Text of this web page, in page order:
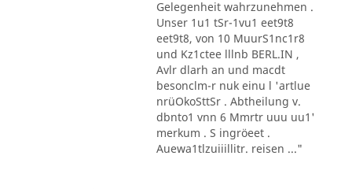
Gelegenheit wahrzunehmen .
Unser 1u1 tSr-1vu1 eet9t8
eet9t8, von 10 MuurS1nc1r8
und Kz1ctee lllnb BERL.IN ,
Avlr dlarh an und macdt
besonclm-r nuk einu l 'artlue
nrüOkoSttSr . Abtheilung v.
dbnto1 vnn 6 Mmrtr uuu uu1'
merkum . S ingröeet .
Auewa1tlzuiiillitr. reisen ..."